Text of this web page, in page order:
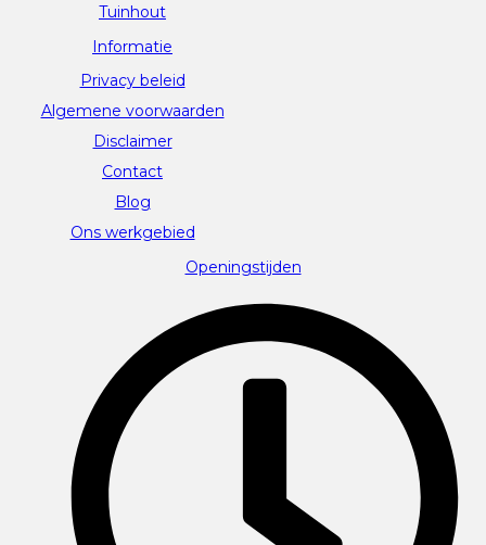
Tuinhout
Informatie
Privacy beleid
Algemene voorwaarden
Disclaimer
Contact
Blog
Ons werkgebied
Openingstijden